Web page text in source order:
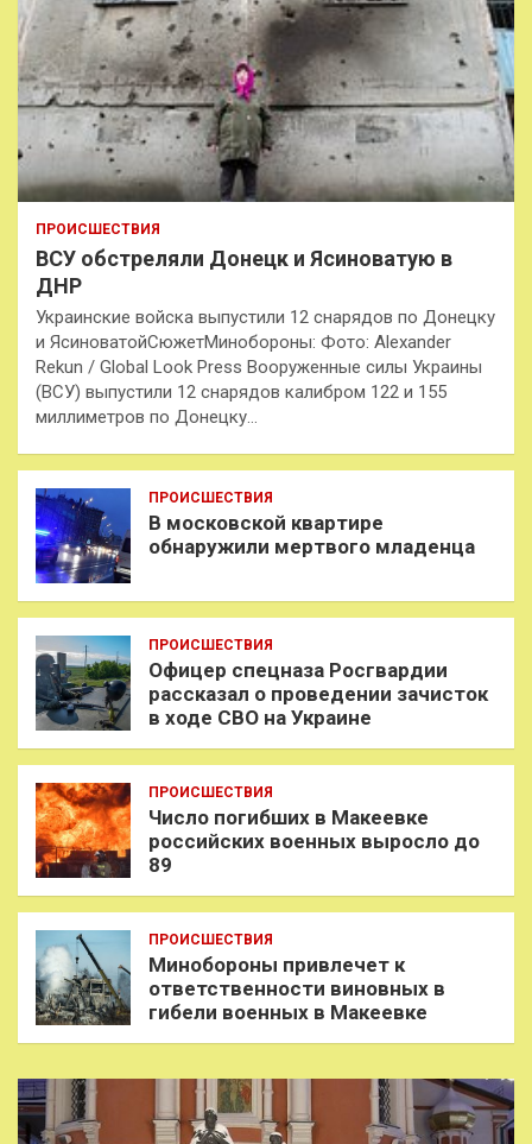
ПРОИСШЕСТВИЯ
ВСУ обстреляли Донецк и Ясиноватую в
ДНР
Украинские войска выпустили 12 снарядов по Донецку
и ЯсиноватойСюжетМинобороны: Фото: Alexander
Rekun / Global Look Press Вооруженные силы Украины
(ВСУ) выпустили 12 снарядов калибром 122 и 155
миллиметров по Донецку…
ПРОИСШЕСТВИЯ
В московской квартире
обнаружили мертвого младенца
ПРОИСШЕСТВИЯ
Офицер спецназа Росгвардии
рассказал о проведении зачисток
в ходе СВО на Украине
ПРОИСШЕСТВИЯ
Число погибших в Макеевке
российских военных выросло до
89
ПРОИСШЕСТВИЯ
Минобороны привлечет к
ответственности виновных в
гибели военных в Макеевке